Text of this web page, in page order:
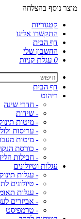
מוצר נוסף בהצלחה
קטגוריות
התקשרו אלינו
דף הבית
החשבון שלי
0 עגלת קניות
דף הבית
ריהוט
- חדרי שינה
- שידות
- מיטות
- עריסות
- מיטות
- כורסת
- חבילות
עגלות וטיולונים
- עגלות
- טיולונים
- עגלות
- אביזרים
- טרמפיסט